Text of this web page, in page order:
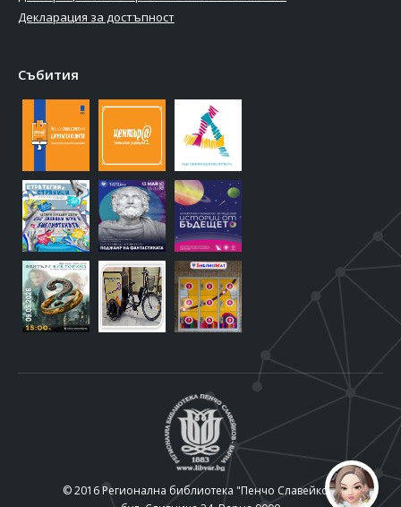
Декларация за достъпност
Събития
© 2016 Регионална библиотека "Пенчо Славейков"